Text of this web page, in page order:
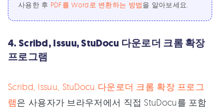
사용한 후 PDF를 Word로 변환하는 방법을 알아보세요.
4. Scribd, Issuu, StuDocu 다운로더 크롬 확장
프로그램
Scribd, Issuu, StuDocu 다운로더 크롬 확장 프로그
램은 사용자가 브라우저에서 직접 StuDocu를 포함